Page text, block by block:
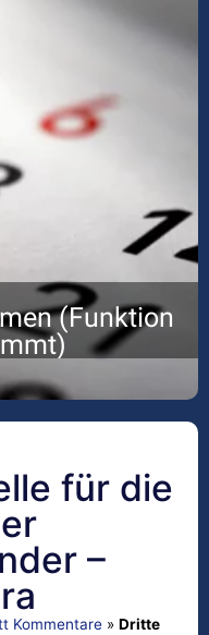
(Funktion
für die
–
Kommentare » Dritte